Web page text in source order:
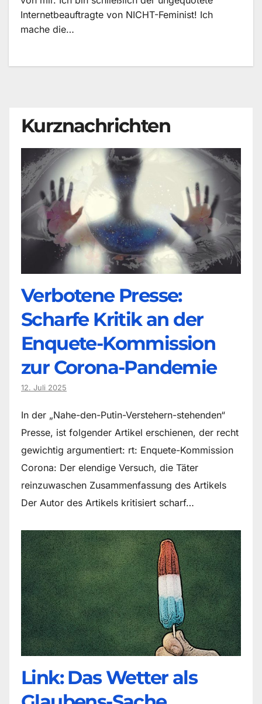
Internetbeauftragte von NICHT-Feminist! Ich
mache die…
Kurznachrichten
Verbotene Presse:
Scharfe Kritik an der
Enquete-Kommission
zur Corona-Pandemie
12. Juli 2025
In der „Nahe-den-Putin-Verstehern-stehenden“
Presse, ist folgender Artikel erschienen, der recht
gewichtig argumentiert: rt: Enquete-Kommission
Corona: Der elendige Versuch, die Täter
reinzuwaschen Zusammenfassung des Artikels
Der Autor des Artikels kritisiert scharf…
Link: Das Wetter als